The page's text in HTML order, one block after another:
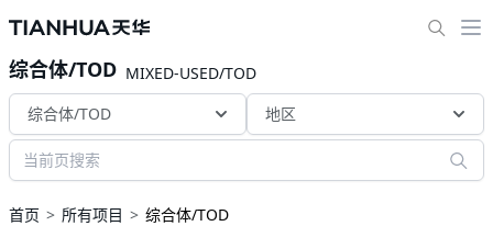
综合体/TOD MIXED-USED/TOD
综合体/TOD
地区
首页 所有项目 综合体/TOD